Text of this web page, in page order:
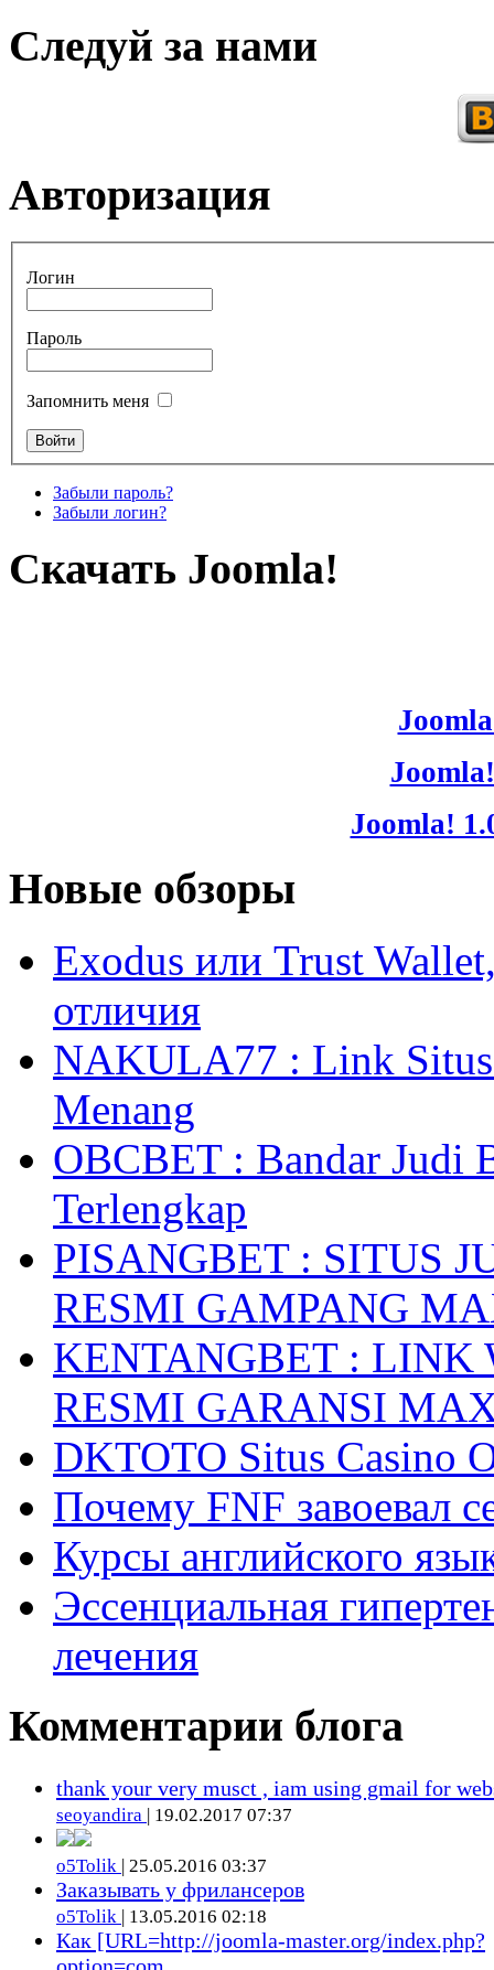
Следуй за нами
Авторизация
Логин
Пароль
Запомнить меня
Забыли пароль?
Забыли логин?
Скачать Joomla!
Joomla!
Новые обзоры
Exodus или Trust
отличия
NAKULA77 : Link Situs
Menang
OBCBET : Bandar Judi
Terlengkap
PISANGBET : SITUS
RESMI GAMPANG
KENTANGBET : LINK
RESMI GARANSI
DKTOTO Situs Casino
Почему FNF завоевал
Курсы английского
Эссенциальная
лечения
Комментарии блога
thank your very musct , iam using gmail for
seoyandira | 19.02.2017 07:37
o5Tolik | 25.05.2016 03:37
Заказывать у фрилансеров
o5Tolik | 13.05.2016 02:18
Как [URL=http://joomla-master.org/index.php?